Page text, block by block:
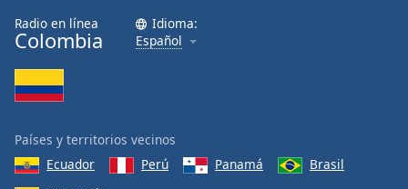
Radio en línea
Colombia
Idioma:
Español
Países y territorios vecinos
Ecuador
Perú Panamá
Brasil